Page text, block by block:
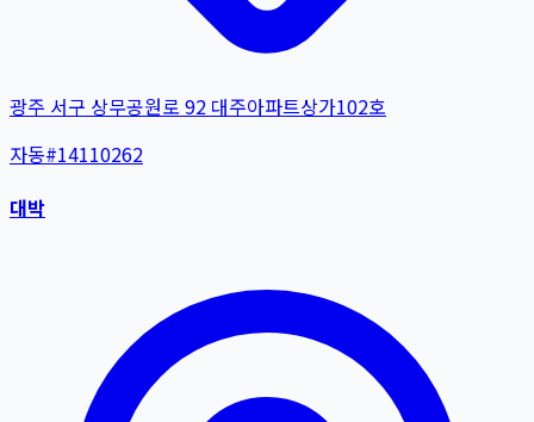
광주 서구 상무공원로 92 대주아파트상가102호
자동#14110262
대박